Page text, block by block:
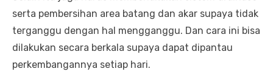
serta pembersihan area batang dan akar supaya tidak
terganggu dengan hal mengganggu. Dan cara ini bisa
dilakukan secara berkala supaya dapat dipantau
perkembangannya setiap hari.